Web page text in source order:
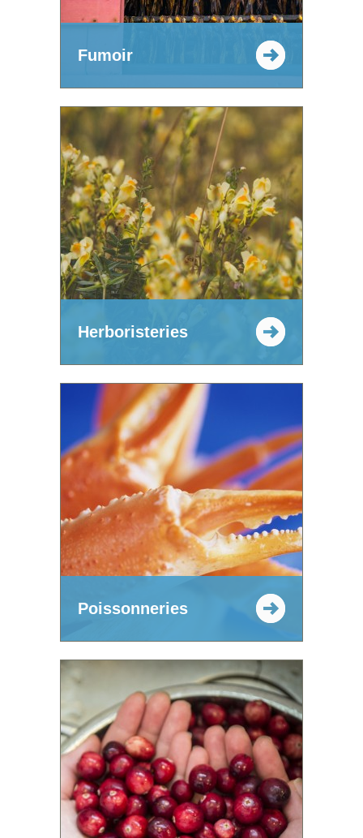
Fumoir
Herboristeries
Poissonneries